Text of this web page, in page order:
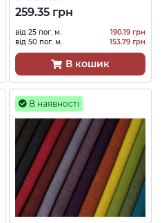
259.35 грн
від 25 пог. м.
190.19 грн
від 50 пог. м.
153.79 грн
В кошик
В наявності